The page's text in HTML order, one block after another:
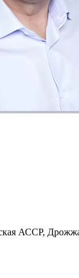
АССР,